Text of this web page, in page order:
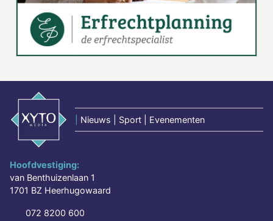
Nieuws | Sport | Evenementen
Hoofdvestiging:
van Benthuizenlaan 1
1701 BZ Heerhugowaard
072 8200 600